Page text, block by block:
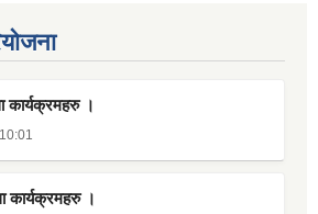
कार्यक्रमहरु ।
कार्यक्रमहरु ।